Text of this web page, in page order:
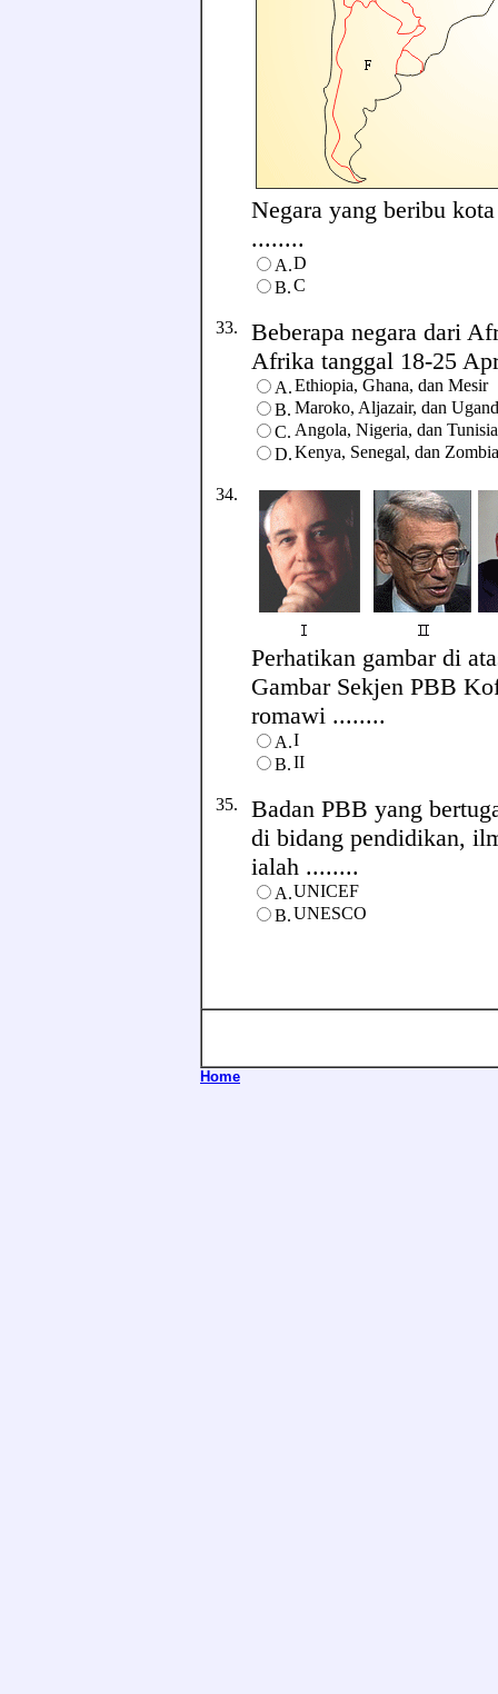
Negara yang beribu
........
A.D
B.C
33. Beberapa negara dari
Afrika tanggal 18-25
A.Ethiopia, Ghana, dan Mesir
B. Maroko, Aljazair, dan
C. Angola, Nigeria, dan Tunisia
D.Kenya, Senegal, dan Zombia
34.
Perhatikan gambar di
Gambar Sekjen PBB
romawi ........
A.I
B.II
35. Badan PBB yang
di bidang pendidikan,
ialah ........
A.UNICEF
B.UNESCO
Home